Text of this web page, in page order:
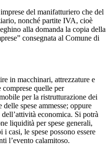
del manifatturiero che del
nonché partite IVA, cioè
alla domanda la copia della
consegnata al Comune di
in macchinari, attrezzature e
comprese quelle per
per la ristrutturazione dei
spese ammesse; oppure
economica. Si potrà
liquidità per spese generali,
casi, le spese possono essere
l’evento calamitoso.